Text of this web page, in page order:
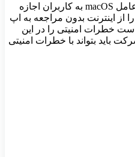
او همچنین می‌گوید که در سیستم‌عامل macOS به کاربران اجازه
از اینترنت بدون مراجعه به اپ
است خطرات امنیتی را در این
باید بتواند با خطرات امنیتی